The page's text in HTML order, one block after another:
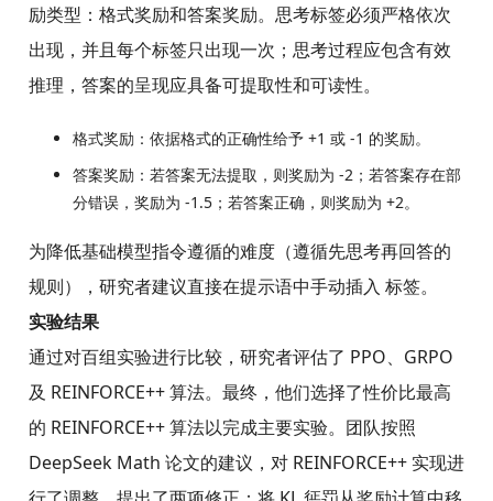
励类型：格式奖励和答案奖励。思考标签必须严格依次
出现，并且每个标签只出现一次；思考过程应包含有效
推理，答案的呈现应具备可提取性和可读性。
格式奖励：依据格式的正确性给予 +1 或 -1 的奖励。
答案奖励：若答案无法提取，则奖励为 -2；若答案存在部
分错误，奖励为 -1.5；若答案正确，则奖励为 +2。
为降低基础模型指令遵循的难度（遵循先思考再回答的
规则），研究者建议直接在提示语中手动插入 标签。
实验结果
通过对百组实验进行比较，研究者评估了 PPO、GRPO
及 REINFORCE++ 算法。最终，他们选择了性价比最高
的 REINFORCE++ 算法以完成主要实验。团队按照
DeepSeek Math 论文的建议，对 REINFORCE++ 实现进